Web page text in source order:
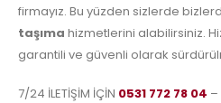
firmayız. Bu yüzden sizlerde
taşıma hizmetlerini alabilirsiniz.
garantili ve güvenli olarak
7/24 İLETİŞİM İÇİN 0531 772 78 04 –